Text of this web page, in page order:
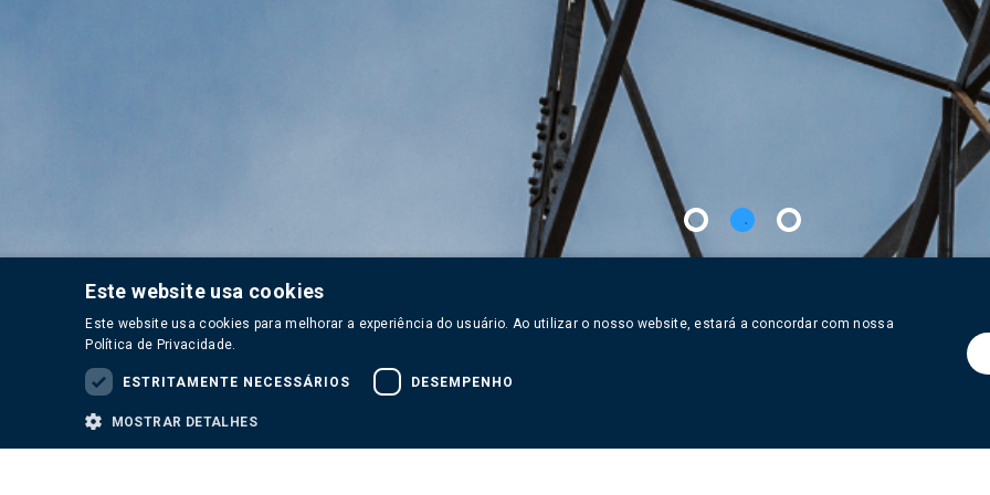
PLANILHA DE
RELATÓRIOS
Este site foi elaborado pela Perfin Administradora de Recursos Ltda. (“Perfin”), na qualidade de gestora do Perfin Apollo Energia FIP-IE
neste material são de uso exclusivo de seu destinatário, e não devem ser copiadas, reproduzidas, encaminhadas, disponibilizadas ou
destinatário deverá usar este material com o único objetivo de acompanhar o desempenho e as perspectivas do Fundo. O Fundo utiliza
patrimoniais para seus investidores, e a remuneração eventualmente apresentada não representa e não deve ser considerada, sob
Este website usa cookies
Este website usa cookies para melhorar a experiência do usuário. Ao utilizar o nosso website, estará a concordar com nossa
Política de Privacidade.
ESTRITAMENTE NECESSÁRIOS DESEMPENHO
MOSTRAR DETALHES